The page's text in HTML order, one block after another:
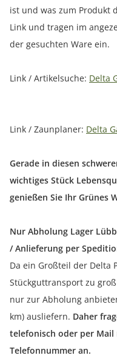
ist und was zum Produkt
Link und tragen im
der gesuchten Ware ein.
Link / Artikelsuche: Delta
Link / Zaunplaner: Delta
Gerade in diesen
wichtiges Stück
genießen Sie Ihr Grünes
Nur Abholung Lager
/ Anlieferung per
Da ein Großteil der Delta
Stückguttransport zu
nur zur Abholung
km) ausliefern. Daher
telefonisch oder per Mail
Telefonnummer an.